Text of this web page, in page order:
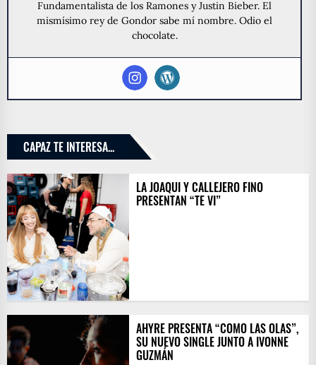
Fundamentalista de los Ramones y Justin Bieber. El
mismísimo rey de Gondor sabe mí nombre. Odio el
chocolate.
CAPAZ TE INTERESA...
LA JOAQUI Y CALLEJERO FINO
PRESENTAN “TE VI”
AHYRE PRESENTA “COMO LAS OLAS”,
SU NUEVO SINGLE JUNTO A IVONNE
GUZMÁN